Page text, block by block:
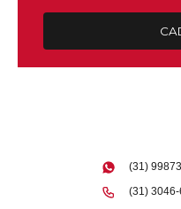
(31)
(31)